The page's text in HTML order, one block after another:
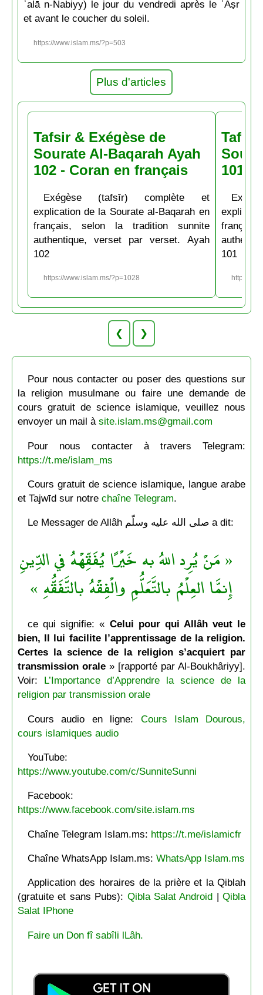
ʿalā n-Nabiyy) le jour du vendredi après le ʿAṣr
et avant le coucher du soleil.
https://www.islam.ms/?p=503
Plus d'articles
Tafsir & Exégèse de
Sourate Al-Baqarah Ayah
102 - Coran en français
Exégèse (tafsīr) complète et
explication de la Sourate al-Baqarah en
français, selon la tradition sunnite
authentique, verset par verset. Ayah
102
https://www.islam.ms/?p=1028
Tafsir
101 -
101
https://
❮ ❯
Pour nous contacter ou poser des questions sur
la religion musulmane ou faire une demande de
cours gratuit de science islamique, veuillez nous
envoyer un mail à site.islam.ms@gmail.com
Pour nous contacter à travers Telegram:
https://t.me/islam_ms
Cours gratuit de science islamique, langue arabe
et Tajwīd sur notre chaîne Telegram.
Le Messager de Allâh صلى الله عليه وسلّم a dit:
« مَنْ يُرِد اللهُ به خَيْرًا يُفَقِّهْهُ في الدِّينِ
إِنمَّا العِلْمُ بالتَّعَلُّمِ والْفِقْهُ بالتَّفَقُّهِ »
ce qui signifie: « Celui pour qui Allâh veut le
bien, Il lui facilite l’apprentissage de la religion.
Certes la science de la religion s’acquiert par
transmission orale» [rapporté par Al-Boukhâriyy].
Voir: L’Importance d’Apprendre la science de la
religion par transmission orale
Cours audio en ligne: Cours Islam Dourous,
cours islamiques audio
YouTube:
https://www.youtube.com/c/SunniteSunni
Facebook:
https://www.facebook.com/site.islam.ms
Chaîne Telegram Islam.ms: https://t.me/islamicfr
Chaîne WhatsApp Islam.ms: WhatsApp Islam.ms
Application des horaires de la prière et la Qiblah
(gratuite et sans Pubs): Qibla Salat Android |Qibla
Salat IPhone
Faire un Don fî sabîli lLâh.